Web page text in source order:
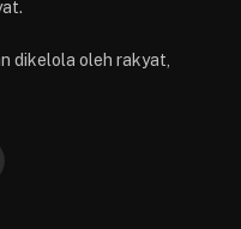
dikelola oleh rakyat,